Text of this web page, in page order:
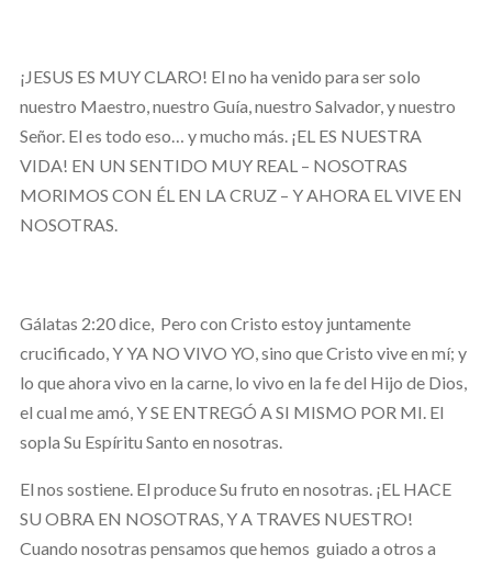
¡JESUS ES MUY CLARO! El no ha venido para ser solo
nuestro Maestro, nuestro Guía, nuestro Salvador, y nuestro
Señor. El es todo eso… y mucho más. ¡EL ES NUESTRA
VIDA! EN UN SENTIDO MUY REAL – NOSOTRAS
MORIMOS CON ÉL EN LA CRUZ – Y AHORA EL VIVE EN
NOSOTRAS.
Gálatas 2:20 dice, Pero con Cristo estoy juntamente
crucificado, Y YA NO VIVO YO, sino que Cristo vive en mí; y
lo que ahora vivo en la carne, lo vivo en la fe del Hijo de Dios,
el cual me amó, Y SE ENTREGÓ A SI MISMO POR MI. El
sopla Su Espíritu Santo en nosotras.
El nos sostiene. El produce Su fruto en nosotras. ¡EL HACE
SU OBRA EN NOSOTRAS, Y A TRAVES NUESTRO!
Cuando nosotras pensamos que hemos guiado a otros a